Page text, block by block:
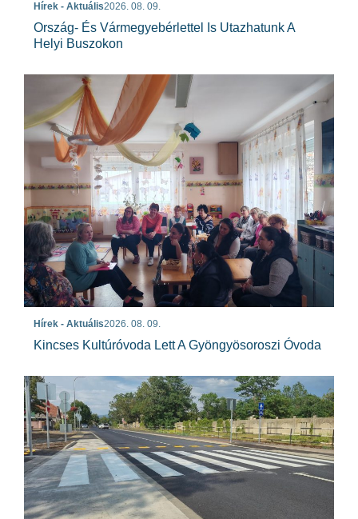
Hírek - Aktuális2026. 08. 09.
Ország- És Vármegyebérlettel Is Utazhatunk A
Helyi Buszokon
Hírek - Aktuális2026. 08. 09.
Kincses Kultúróvoda Lett A Gyöngyösoroszi Óvoda